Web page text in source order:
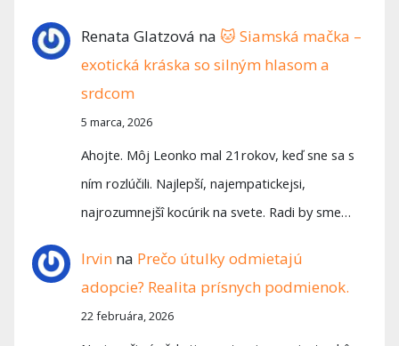
Renata Glatzová na🐱 Siamská mačka –
exotická kráska so silným hlasom a
srdcom
5 marca, 2026
Ahojte. Môj Leonko mal 21rokov, keď sne sa s
ním rozlúčili. Najlepší, najempatickejsi,
najrozumnejšî kocúrik na svete. Radi by sme…
Irvin na Prečo útulky odmietajú
adopcie? Realita prísnych podmienok.
22 februára, 2026